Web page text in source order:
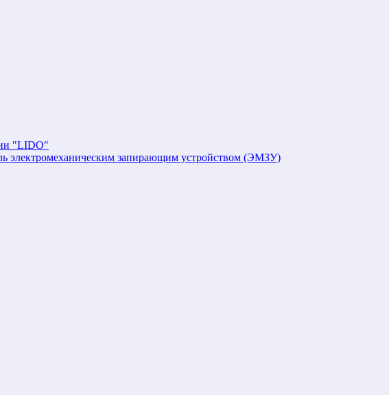
"LIDO"
электромеханическим запирающим устройством (ЭМЗУ)